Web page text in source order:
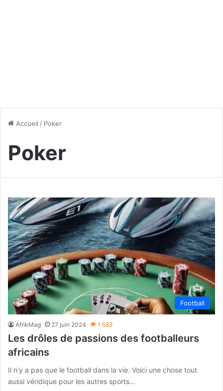
Accueil / Poker
Poker
Football
AfrikMag 27 juin 2024 1 583
Les drôles de passions des footballeurs
africains
Il n’y a pas que le football dans la vie. Voici une chose tout
aussi véridique pour les autres sports…